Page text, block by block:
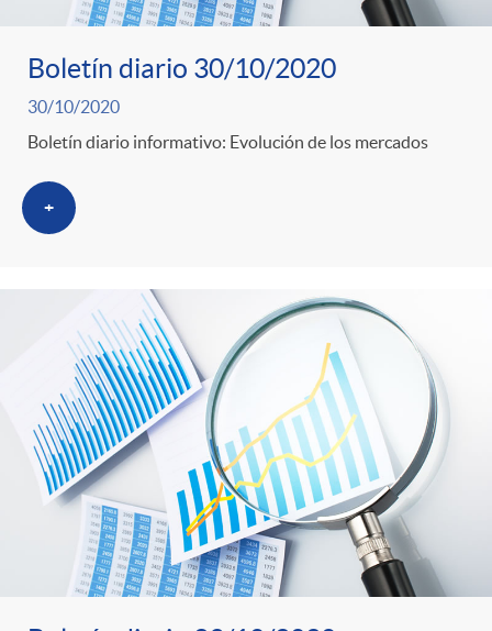
Boletín diario 30/10/2020
30/10/2020
Boletín diario informativo: Evolución de los mercados
+